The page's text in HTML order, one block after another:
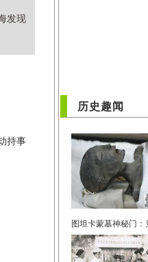
发现
持事
历史趣闻